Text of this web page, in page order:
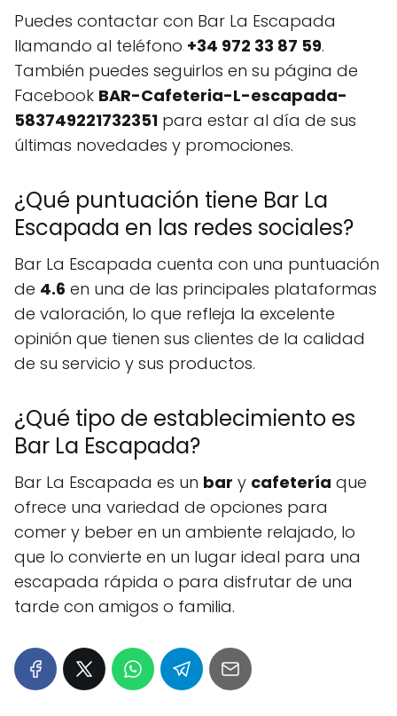
Puedes contactar con Bar La Escapada
llamando al teléfono +34 972 33 87 59.
También puedes seguirlos en su página de
Facebook BAR-Cafeteria-L-escapada-
583749221732351 para estar al día de sus
últimas novedades y promociones.
¿Qué puntuación tiene Bar La
Escapada en las redes sociales?
Bar La Escapada cuenta con una puntuación
de 4.6 en una de las principales plataformas
de valoración, lo que refleja la excelente
opinión que tienen sus clientes de la calidad
de su servicio y sus productos.
¿Qué tipo de establecimiento es
Bar La Escapada?
Bar La Escapada es un bar y cafetería que
ofrece una variedad de opciones para
comer y beber en un ambiente relajado, lo
que lo convierte en un lugar ideal para una
escapada rápida o para disfrutar de una
tarde con amigos o familia.